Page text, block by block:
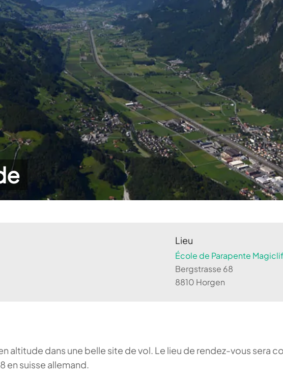
Lieu
École de Parapente
Bergstrasse 68
8810 Horgen
altitude dans une belle site de vol. Le lieu de rendez-vous sera
en suisse allemand.